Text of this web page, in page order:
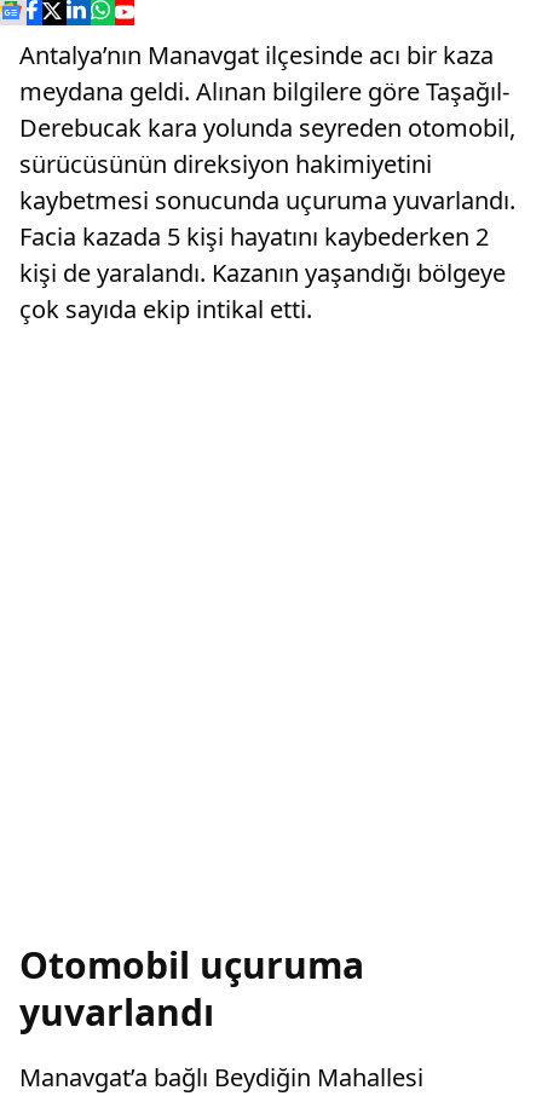
Antalya’nın Manavgat ilçesinde acı bir kaza
meydana geldi. Alınan bilgilere göre Taşağıl-
Derebucak kara yolunda seyreden otomobil,
sürücüsünün direksiyon hakimiyetini
kaybetmesi sonucunda uçuruma yuvarlandı.
Facia kazada 5 kişi hayatını kaybederken 2
kişi de yaralandı. Kazanın yaşandığı bölgeye
çok sayıda ekip intikal etti.
Otomobil uçuruma
yuvarlandı
Manavgat’a bağlı Beydiğin Mahallesi